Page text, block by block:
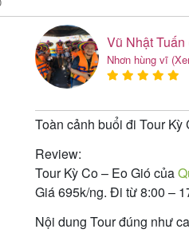
Vũ Nhật
Nhơn hùng vĩ
Toàn cảnh buổi đi Tour
Review:
Tour Kỳ Co – Eo Gió của
Giá 695k/ng. Đi từ 8:00 –
Nội dung Tour đúng như